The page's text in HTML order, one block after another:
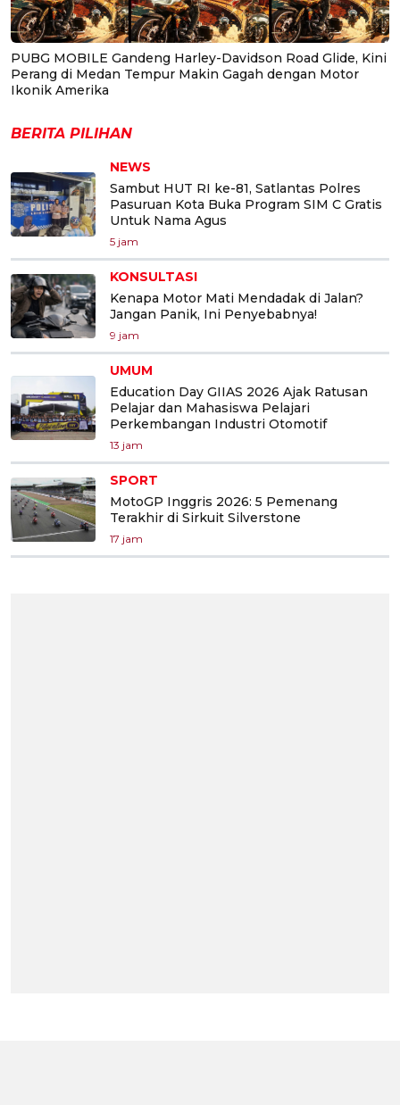
PUBG MOBILE Gandeng Harley-Davidson Road Glide, Kini
Perang di Medan Tempur Makin Gagah dengan Motor
Ikonik Amerika
BERITA PILIHAN
NEWS
Sambut HUT RI ke-81, Satlantas Polres
Pasuruan Kota Buka Program SIM C Gratis
Untuk Nama Agus
5 jam
KONSULTASI
Kenapa Motor Mati Mendadak di Jalan?
Jangan Panik, Ini Penyebabnya!
9 jam
UMUM
Education Day GIIAS 2026 Ajak Ratusan
Pelajar dan Mahasiswa Pelajari
Perkembangan Industri Otomotif
13 jam
SPORT
MotoGP Inggris 2026: 5 Pemenang
Terakhir di Sirkuit Silverstone
17 jam